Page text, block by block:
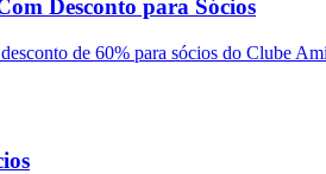
Desconto para Sócios
de 60% para sócios do Clube